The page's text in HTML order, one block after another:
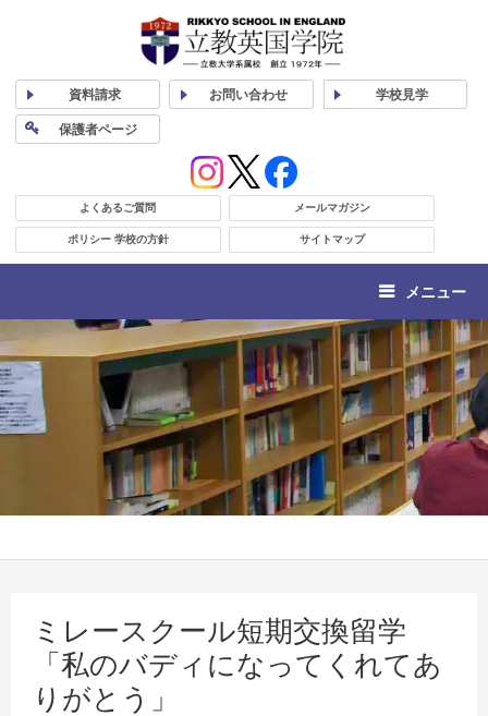
資料請求 お問い合わせ 学校見学
保護者ページ
よくあるご質問 メールマガジン
ポリシー 学校の方針 サイトマップ
メニュー
ミレースクール短期交換留学
「私のバディになってくれてあ
りがとう」